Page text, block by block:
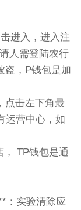
进入，进入注
人需登陆农行
盗，P钱包是加
点击左下角最
运营中心，如
TP钱包是通
：实验清除应